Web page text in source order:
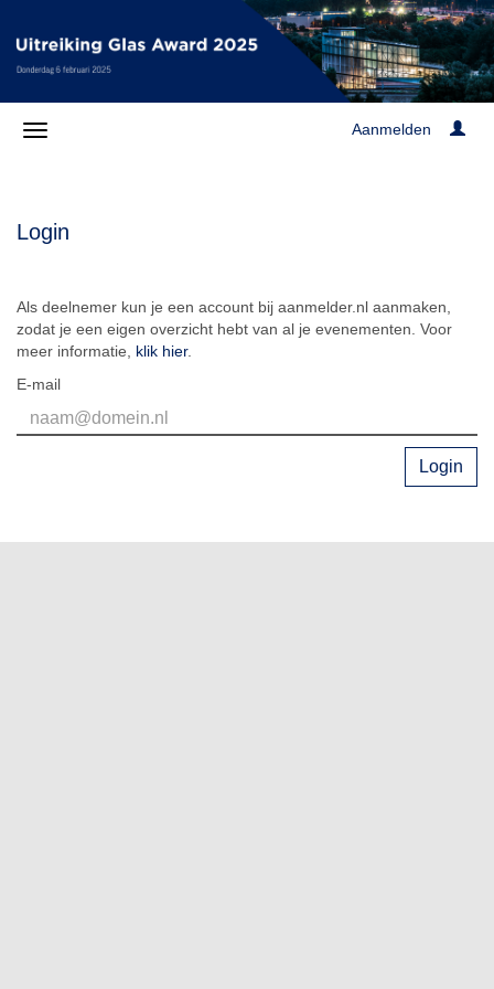
Aanmelden
Login
Als deelnemer kun je een account bij aanmelder.nl aanmaken,
zodat je een eigen overzicht hebt van al je evenementen. Voor
meer informatie, klik hier.
E-mail
Login